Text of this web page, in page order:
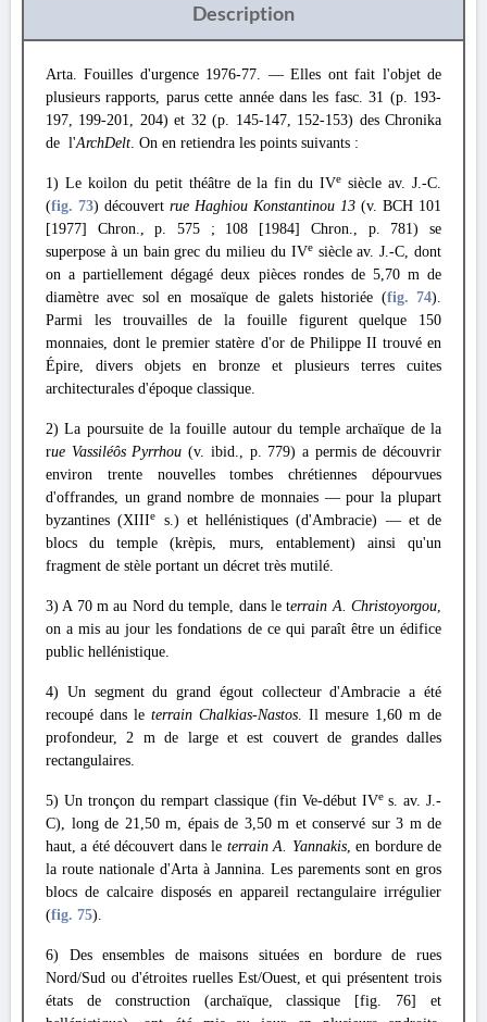
Description
Arta. Fouilles d'urgence 1976-77. — Elles ont fait l'objet de
plusieurs rapports, parus cette année dans les fasc. 31 (p. 193-
197, 199-201, 204) et 32 (p. 145-147, 152-153) des Chronika
de l'ArchDelt. On en retiendra les points suivants :
1) Le koilon du petit théâtre de la fin du IVe siècle av. J.-C.
(fig. 73) découvert rue Haghiou Konstantinou 13 (v. BCH 101
[1977] Chron., p. 575 ; 108 [1984] Chron., p. 781) se
superpose à un bain grec du milieu du IVesiècle av. J.-C, dont
on a partiellement dégagé deux pièces rondes de 5,70 m de
diamètre avec sol en mosaïque de galets historiée (fig. 74).
Parmi les trouvailles de la fouille figurent quelque 150
monnaies, dont le premier statère d'or de Philippe II trouvé en
Épire, divers objets en bronze et plusieurs terres cuites
architecturales d'époque classique.
2) La poursuite de la fouille autour du temple archaïque de la
rue Vassiléôs Pyrrhou (v. ibid., p. 779) a permis de découvrir
environ trente nouvelles tombes chrétiennes dépourvues
d'offrandes, un grand nombre de monnaies — pour la plupart
byzantines (XIIIe
s.) et hellénistiques (d'Ambracie) — et de
blocs du temple (krèpis, murs, entablement) ainsi qu'un
fragment de stèle portant un décret très mutilé.
3) A 70 m au Nord du temple, dans le terrain A. Christoyorgou,
on a mis au jour les fondations de ce qui paraît être un édifice
public hellénistique.
4) Un segment du grand égout collecteur d'Ambracie a été
recoupé dans le terrain Chalkias-Nastos. Il mesure 1,60 m de
profondeur, 2 m de large et est couvert de grandes dalles
rectangulaires.
5) Un tronçon du rempart classique (fin Ve-début IVe s. av. J.-
C), long de 21,50 m, épais de 3,50 m et conservé sur 3 m de
haut, a été découvert dans le terrain A. Yannakis, en bordure de
la route nationale d'Arta à Jannina. Les parements sont en gros
blocs de calcaire disposés en appareil rectangulaire irrégulier
(fig. 75).
6) Des ensembles de maisons situées en bordure de rues
Nord/Sud ou d'étroites ruelles Est/Ouest, et qui présentent trois
états de construction (archaïque, classique [fig. 76] et